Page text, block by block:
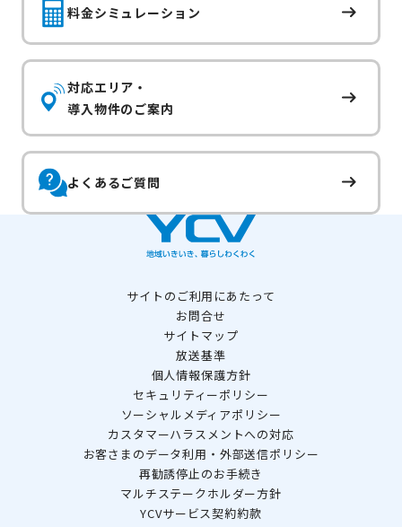
料金シミュレーション
対応エリア・
導入物件のご案内
よくあるご質問
サイトのご利用にあたって
お問合せ
サイトマップ
放送基準
個人情報保護方針
セキュリティーポリシー
ソーシャルメディアポリシー
カスタマーハラスメントへの対応
お客さまのデータ利用・外部送信ポリシー
再勧誘停止のお手続き
マルチステークホルダー方針
YCVサービス契約約款